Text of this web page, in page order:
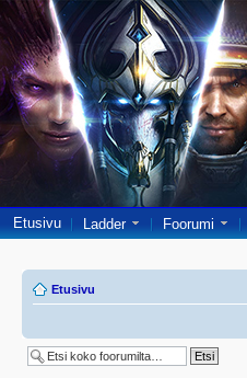
Etusivu Ladder Foorumi
Etusivu